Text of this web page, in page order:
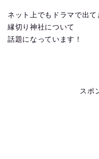
ネット上でもドラマで出て
縁切り神社について
話題になっています！
スポ